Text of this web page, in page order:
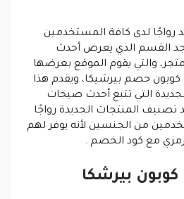
رواجًا لدى كافة المستخدمين
القسم الذي يعرض أحدث
والتي يقوم الموقع بعرضها
خصم بيرشيكا، ويقدم هذا
التي تتبع أحدث صيحات
تصنيف المنتجات الجديدة رواجًا
من الجنسين لأنه يوفر لهم
مع كود الخصم .
بيرشكا